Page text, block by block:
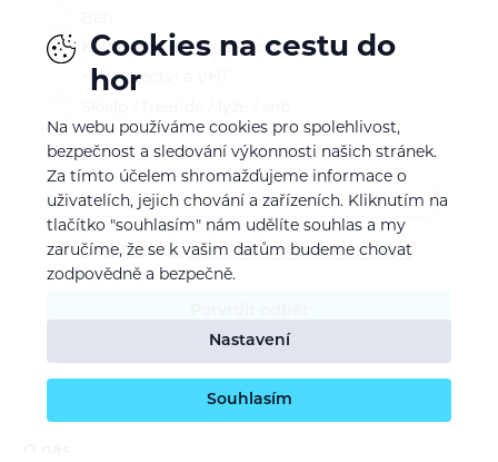
Kolo (mtb, gravel, silnice)
Horolezectví a VHT
E-mail
Souhlasím sezpracováním osobních údajů
Cookies na cestu do
hor
Na webu používáme cookies pro spolehlivost,
bezpečnost a sledování výkonnosti našich stránek.
Za tímto účelem shromažďujeme informace o
uživatelích, jejich chování a zařízeních. Kliknutím na
tlačítko "souhlasím" nám udělíte souhlas a my
zaručíme, že se k vašim datům budeme chovat
zodpovědně a bezpečně.
Nastavení
Souhlasím